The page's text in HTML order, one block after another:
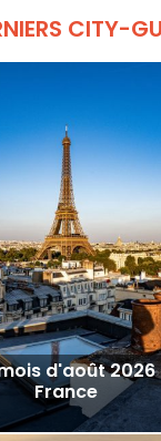
CITY-
d'août
France